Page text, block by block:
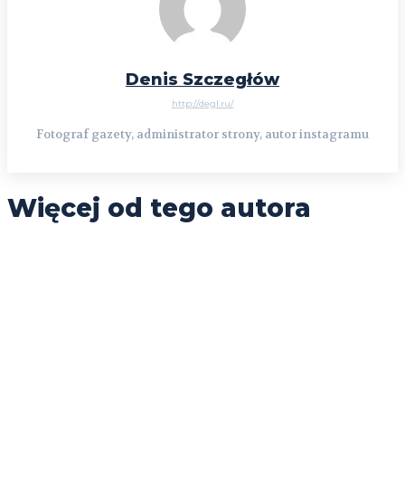
Denis Szczegłów
http://degl.ru/
Fotograf gazety, administrator strony, autor instagramu
Więcej od tego autora